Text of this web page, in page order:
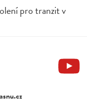
pro tranzit v